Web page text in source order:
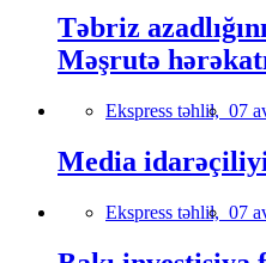
Təbriz
Məşrutə
Ekspress təhlil, 07
Media
Ekspress təhlil, 07